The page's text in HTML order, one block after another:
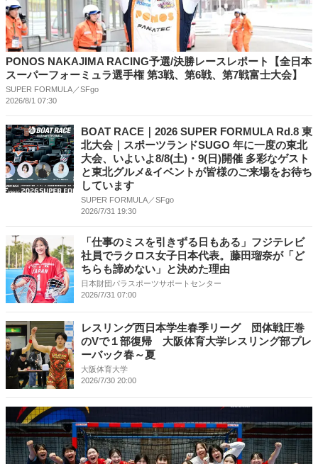
PONOS NAKAJIMA RACING予選/決勝レースレポート【全日本
スーパーフォーミュラ選手権 第3戦、第6戦、第7戦富士大会】
SUPER FORMULA／SFgo
2026/8/1 07:30
BOAT RACE｜2026 SUPER FORMULA Rd.8 東
北⼤会｜スポーツランドSUGO 年に⼀度の東北
⼤会、いよいよ8/8(⼟)・9(⽇)開催 多彩なゲスト
と東北グルメ&イベントが皆様のご来場をお待ち
しています
SUPER FORMULA／SFgo
2026/7/31 19:30
「仕事のミスを引きずる日もある」フジテレビ
社員でラクロス女子日本代表。藤田瑠奈が「ど
ちらも諦めない」と決めた理由
日本財団パラスポーツサポートセンター
2026/7/31 07:00
レスリング西日本学生春季リーグ 団体戦圧巻
のVで１部復帰 大阪体育大学レスリング部プレ
ーバック春～夏
大阪体育大学
2026/7/30 20:00